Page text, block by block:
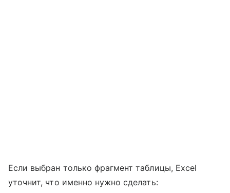
Если выбран только фрагмент таблицы, Excel
уточнит, что именно нужно сделать: